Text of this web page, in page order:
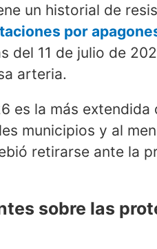
un historial de
por
del 11 de julio de
arteria.
es la más extendida
municipios y al
retirarse ante la
sobre las